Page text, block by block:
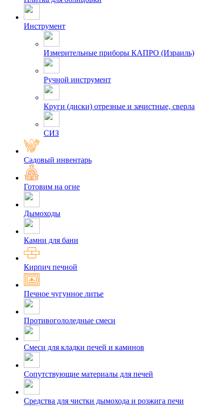
Инструмент
Измерительные приборы КАПРО (Израиль)
Ручной инструмент
Круги (диски) отрезные и зачистные, сверла
СИЗ
Садовый инвентарь
Готовим на огне
Дымоходы
Камни для бани
Кирпич печной
Печное чугунное литье
Противогололедные смеси
Смеси для кладки печей и каминов
Сопутствующие материалы для печей
Средства для чистки дымохода и розжига печи